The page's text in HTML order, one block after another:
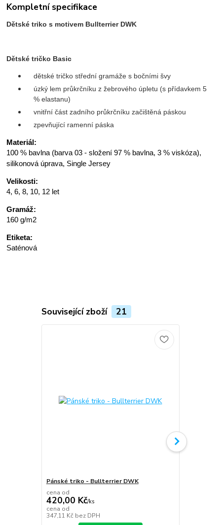
Kompletní specifikace
Dětské triko s motivem Bullterrier DWK
Dětské tričko Basic
dětské tričko střední gramáže s bočními švy
úzký lem průkrčníku z žebrového úpletu (s přídavkem 5
% elastanu)
vnitřní část zadního průkrčníku začištěná páskou
zpevňující ramenní páska
Materiál:
100 % bavlna (barva 03 - složení 97 % bavlna, 3 % viskóza),
silikonová úprava, Single Jersey
Velikosti:
4, 6, 8, 10, 12 let
Gramáž:
160 g/m2
Etiketa:
Saténová
Související zboží 21
Pánské triko - Bullterrier DWK
cena od
420,00 Kč/ks
cena od
347,11 Kč bez DPH